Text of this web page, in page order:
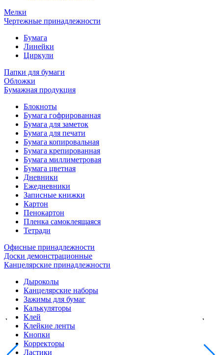
Мелки
Чертежные принадлежности
Бумага
Линейки
Циркули
Папки для бумаги
Обложки
Бумажная продукция
Блокноты
Бумага гофрированная
Бумага для заметок
Бумага для печати
Бумага копировальная
Бумага крепированная
Бумага миллиметровая
Бумага цветная
Дневники
Ежедневники
Записные книжки
Картон
Пенокартон
Пленка самоклеящаяся
Тетради
Офисные принадлежности
Доски демонстрационные
Канцелярские принадлежности
Дыроколы
Канцелярские наборы
Зажимы для бумаг
Калькуляторы
Клей
Клейкие ленты
Кнопки
Корректоры
Ластики